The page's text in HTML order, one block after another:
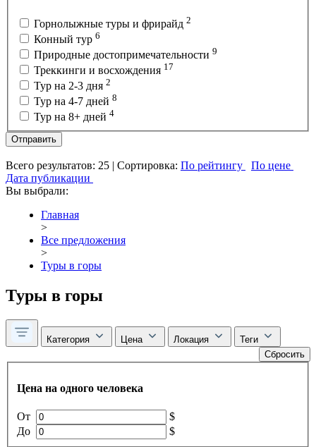
Горнолыжные туры и фрирайд 2
Конный тур 6
Природные достопримечательности 9
Треккинги и восхождения 17
Тур на 2-3 дня 2
Тур на 4-7 дней 8
Тур на 8+ дней 4
Отправить
Всего результатов: 25 | Сортировка: По рейтингу
По цене
Дата публикации
Вы выбрали:
Главная
>
Все предложения
>
Туры в горы
Туры в горы
Категория Цена Локация
Теги
Сбросить
Цена на одного человека
От
$
До
$